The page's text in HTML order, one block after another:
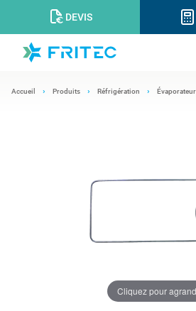
DEVIS
Accueil Produits Réfrigération
Cliquez pour